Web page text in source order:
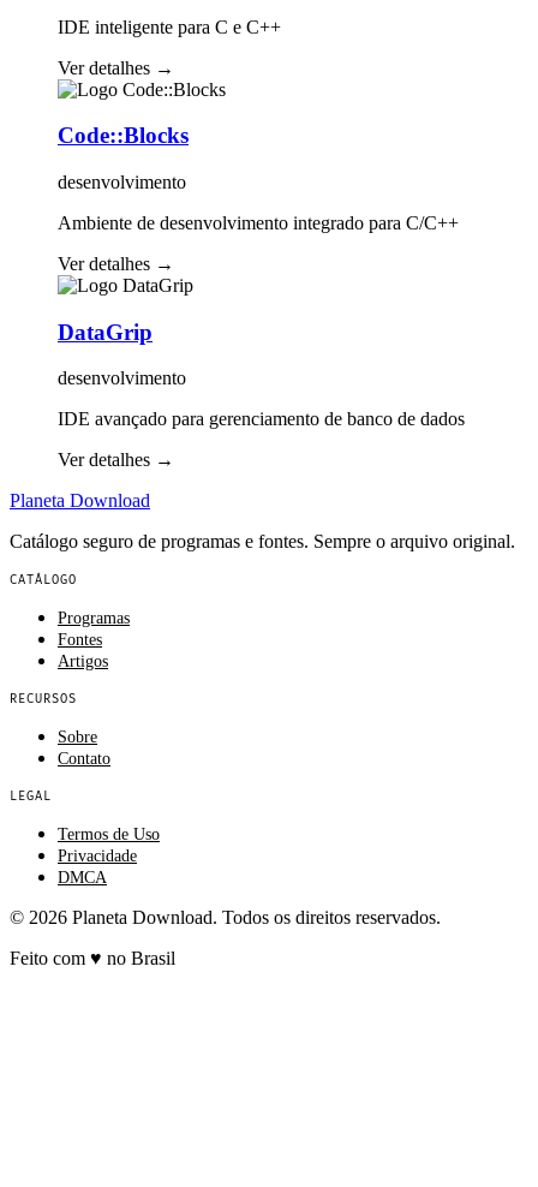
IDE inteligente para C e C++
Ver detalhes →
Code::Blocks
desenvolvimento
Ambiente de desenvolvimento integrado para C/C++
Ver detalhes →
DataGrip
desenvolvimento
IDE avançado para gerenciamento de banco de dados
Ver detalhes →
Planeta Download
Catálogo seguro de programas e fontes. Sempre o arquivo original.
CATÁLOGO
Programas
Fontes
Artigos
RECURSOS
Sobre
Contato
LEGAL
Termos de Uso
Privacidade
DMCA
© 2026 Planeta Download. Todos os direitos reservados.
Feito com ♥ no Brasil